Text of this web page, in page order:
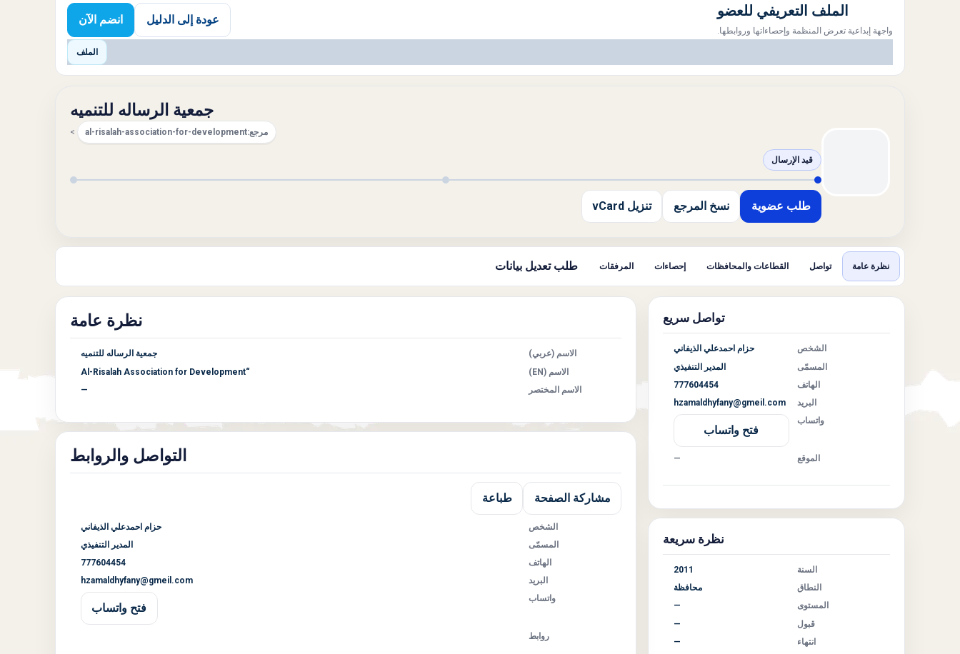
الملف التعريفي للعضو
واجهة إبداعية تعرض المنظمة وإحصاءاتها وروابطها.
عودة إلى الدليل انضم الآن
الملف
جمعية الرساله للتنميه
مرجع:al-risalah-association-for-development
>
قيد الإرسال
طلب عضوية نسخ المرجع تنزيل vCard
نظرة عامة تواصل القطاعات والمحافظات إحصاءات المرفقات طلب تعديل بيانات
تواصل سريع
الشخص
حزام احمدعلي الذيفاني
المسمّى
المدير التنفيذي
الهاتف
777604454
البريد
hzamaldhyfany@gmeil.com
واتساب
فتح واتساب
الموقع —
نظرة سريعة
السنة
2011
النطاق
محافظة
المستوى
—
قبول
—
انتهاء
—
نظرة عامة
الاسم (عربي)
جمعية الرساله للتنميه
الاسم (EN)
“Al-Risalah Association for Development
الاسم المختصر
—
التواصل والروابط
مشاركة الصفحة طباعة
الشخص
حزام احمدعلي الذيفاني
المسمّى
المدير التنفيذي
الهاتف
777604454
البريد
hzamaldhyfany@gmeil.com
واتساب
فتح واتساب
روابط